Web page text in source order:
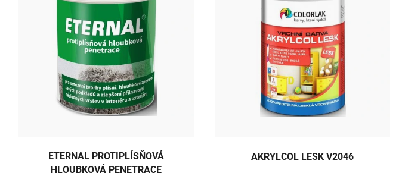
ETERNAL PROTIPLÍSŇOVÁ
HLOUBKOVÁ PENETRACE
AKRYLCOL LESK V2046